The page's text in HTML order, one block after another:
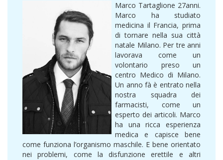
Marco Tartaglione 27anni.
Marco ha studiato
medicina il Francia, prima
di tornare nella sua città
natale Milano. Per tre anni
lavorava come un
volontario preso un
centro Medico di Milano.
Un anno fà è entrato nella
nostra squadra dei
farmacisti, come un
esperto dei articoli. Marco
ha una ricca esperienza
medica e capisce bene
come funziona l’organismo maschile. E bene orientato
nei problemi, come la disfunzione erettile e altri